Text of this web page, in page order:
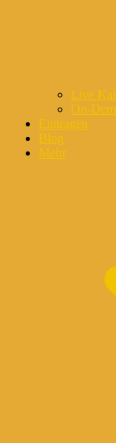
Live
On-
Eintragen
Blog
Mehr